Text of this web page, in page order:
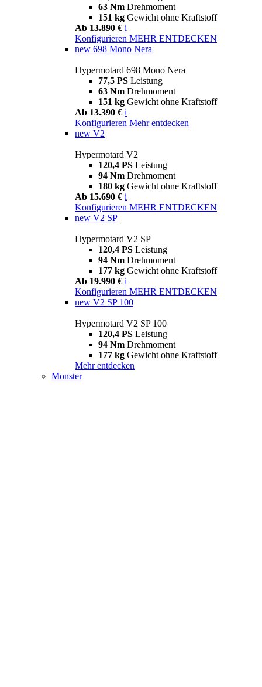
63 Nm Drehmoment
151 kg Gewicht ohne Kraftstoff
Ab 13.890 € i
Konfigurieren MEHR ENTDECKEN
new 698 Mono Nera
Hypermotard 698 Mono Nera
77,5 PS Leistung
63 Nm Drehmoment
151 kg Gewicht ohne Kraftstoff
Ab 13.390 € i
Konfigurieren Mehr entdecken
new V2
Hypermotard V2
120,4 PS Leistung
94 Nm Drehmoment
180 kg Gewicht ohne Kraftstoff
Ab 15.690 € i
Konfigurieren MEHR ENTDECKEN
new V2 SP
Hypermotard V2 SP
120,4 PS Leistung
94 Nm Drehmoment
177 kg Gewicht ohne Kraftstoff
Ab 19.990 € i
Konfigurieren MEHR ENTDECKEN
new V2 SP 100
Hypermotard V2 SP 100
120,4 PS Leistung
94 Nm Drehmoment
177 kg Gewicht ohne Kraftstoff
Mehr entdecken
Monster